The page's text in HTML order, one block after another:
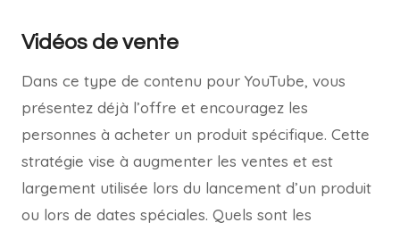
Vidéos de vente
Dans ce type de contenu pour YouTube, vous
présentez déjà l’offre et encouragez les
personnes à acheter un produit spécifique. Cette
stratégie vise à augmenter les ventes et est
largement utilisée lors du lancement d’un produit
ou lors de dates spéciales. Quels sont les